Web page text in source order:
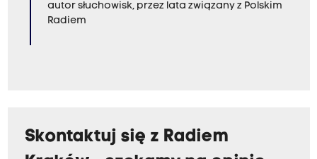
autor słuchowisk, przez lata związany z Polskim
Radiem
Skontaktuj się z Radiem